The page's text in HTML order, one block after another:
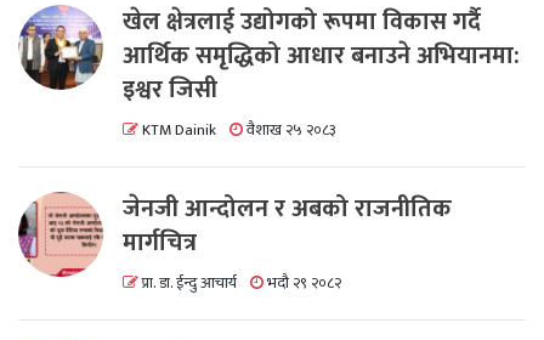
खेल क्षेत्रलाई उद्योगको रूपमा विकास गर्दै
आर्थिक समृद्धिको आधार बनाउने अभियानमा:
इश्वर जिसी
KTM Dainik वैशाख २५ २०८३
जेनजी आन्दोलन र अबको राजनीतिक
मार्गचित्र
प्रा. डा. ईन्दु आचार्य भदौ २९ २०८२